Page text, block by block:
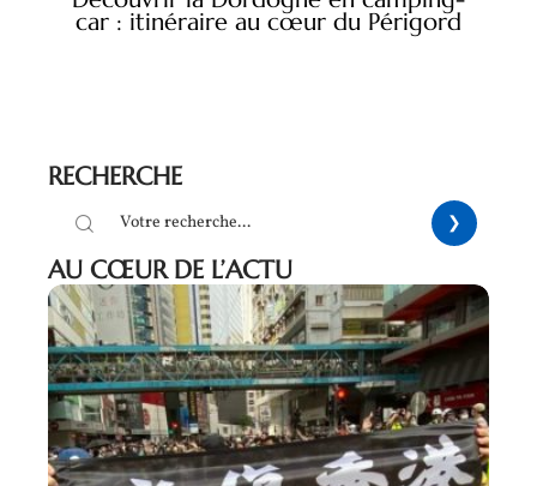
car : itinéraire au cœur du Périgord
RECHERCHE
AU CŒUR DE L’ACTU